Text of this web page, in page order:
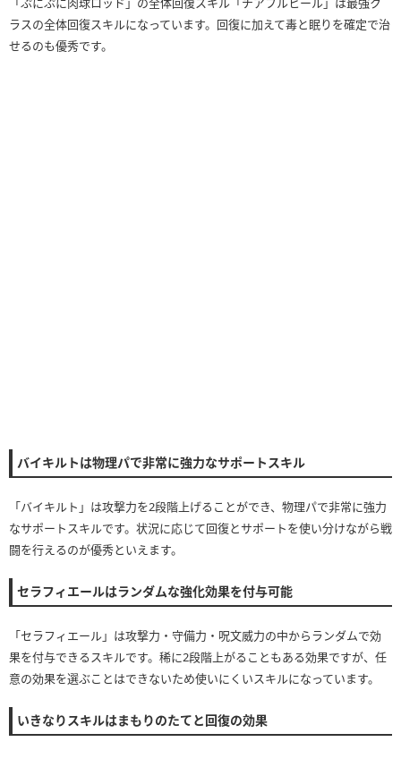
ラスの全体回復スキルになっています。回復に加えて毒と眠りを確定で治
せるのも優秀です。
バイキルトは物理パで非常に強力なサポートスキル
「バイキルト」は攻撃力を2段階上げることができ、物理パで非常に強力
なサポートスキルです。状況に応じて回復とサポートを使い分けながら戦
闘を行えるのが優秀といえます。
セラフィエールはランダムな強化効果を付与可能
「セラフィエール」は攻撃力・守備力・呪文威力の中からランダムで効
果を付与できるスキルです。稀に2段階上がることもある効果ですが、任
意の効果を選ぶことはできないため使いにくいスキルになっています。
いきなりスキルはまもりのたてと回復の効果